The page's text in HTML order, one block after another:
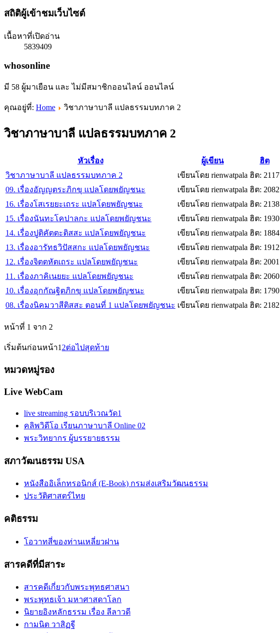
สถิติผู้เข้าชมเว็บไซต์
เนื้อหาที่เปิดอ่าน
5839409
whosonline
มี 58 ผู้มาเยือน และ ไม่มีสมาชิกออนไลน์ ออนไลน์
คุณอยู่ที่: Home วิชาภาษาบาลี แปลธรรมบทภาค 2
วิชาภาษาบาลี แปลธรรมบทภาค 2
หัวเรื่อง ผู้เขียน
ฮิต
วิชาภาษาบาลี แปลธรรมบทภาค 2
เขียนโดย rienwatpala ฮิต: 2117
09. เรื่องอัญญตระภิกขุ แปลโดยพยัญชนะ
เขียนโดย rienwatpala ฮิต: 2082
16. เรื่องโสเรยยะเถระ แปลโดยพยัญชนะ
เขียนโดย rienwatpala ฮิต: 2138
15. เรื่องนันทะโคปาลกะ แปลโดยพยัญชนะ
เขียนโดย rienwatpala ฮิต: 1930
14. เรื่องปูติคัตตะติสสะ แปลโดยพยัญชนะ
เขียนโดย rienwatpala ฮิต: 1884
13. เรื่องอารัทธวิปัสสกะ แปลโดยพยัญชนะ
เขียนโดย rienwatpala ฮิต: 1912
12. เรื่องจิตตหัตเถระ แปลโดยพยัญชนะ
เขียนโดย rienwatpala ฮิต: 2001
11. เรื่องภาคิเนยยะ แปลโดยพยัญชนะ
เขียนโดย rienwatpala ฮิต: 2060
10. เรื่องอุกกัณฐิตภิกขุ แปลโดยพยัญชนะ
เขียนโดย rienwatpala ฮิต: 1790
08. เรื่องนิคมวาสีติสสะ ตอนที่ 1 แปลโดยพยัญชนะ เขียนโดย rienwatpala ฮิต: 2182
หน้าที่ 1 จาก 2
เริ่มต้นก่อนหน้า1 2ต่อไปสุดท้าย
หมวดหมู่รอง
Live WebCam
live streaming รอบบริเวณวัด1
คลิพวิดีโอ เรียนภาษาบาลี Online 02
พระวิทยากร ผู้บรรยายธรรม
สภาวัฒนธรรม USA
หนังสืออิเล็กทรอนิกส์ (E-Book) กรมส่งเสริมวัฒนธรรม
ประวัติศาสตร์ไทย
คติธรรม
โอวาทสี่ของท่านเหลี่ยวฝาน
สารคดีที่มีสาระ
สารคดีเกี่ยวกับพระพุทธศาสนา
พระพุทธเจ้า มหาศาสดาโลก
นิยายอิงหลักธรรม เรื่อง ลีลาวดี
กามนิต วาสิฏฐี